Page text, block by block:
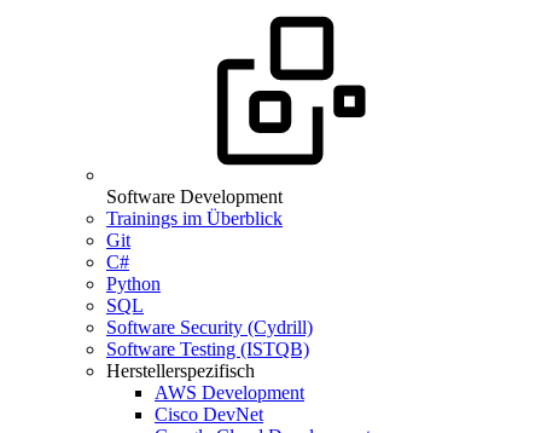
Software Development
Trainings im Überblick
Git
C#
Python
SQL
Software Security (Cydrill)
Software Testing (ISTQB)
Herstellerspezifisch
AWS Development
Cisco DevNet